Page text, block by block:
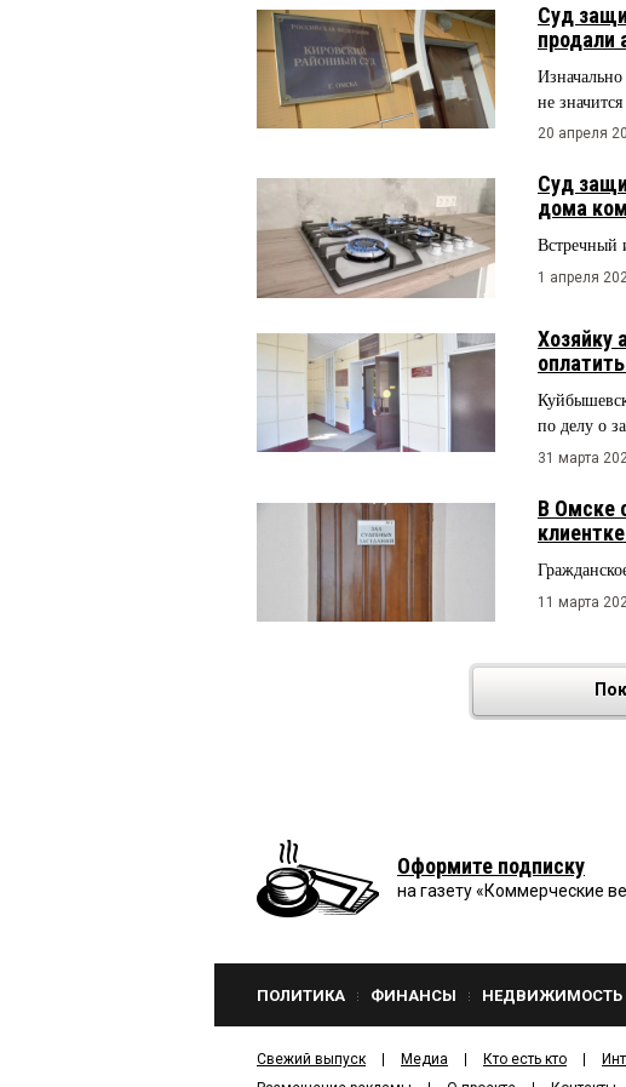
Суд
продали
не
20 апреля
Суд
дома
Встречный
1 апреля
Хозяйку
по делу о
31 марта
В Омске
11 марта
Оформите подписку
на газету «Коммерческие
ПОЛИТИКА ФИНАНСЫ НЕДВИЖИМОСТЬ
Свежий выпуск Медиа Кто есть кто